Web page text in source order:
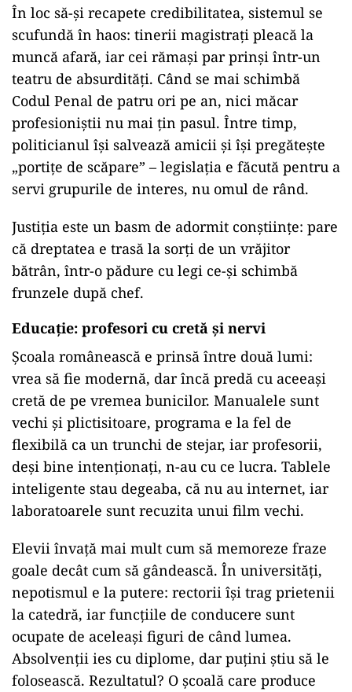
În loc să-și recapete credibilitatea, sistemul se
scufundă în haos: tinerii magistrați pleacă la
muncă afară, iar cei rămași par prinși într-un
teatru de absurdități. Când se mai schimbă
Codul Penal de patru ori pe an, nici măcar
profesioniștii nu mai țin pasul. Între timp,
politicianul își salvează amicii și își pregătește
„portițe de scăpare” – legislația e făcută pentru a
servi grupurile de interes, nu omul de rând.
Justiția este un basm de adormit conștiințe: pare
că dreptatea e trasă la sorți de un vrăjitor
bătrân, într-o pădure cu legi ce-și schimbă
frunzele după chef.
Educație: profesori cu cretă și nervi
Școala românească e prinsă între două lumi:
vrea să fie modernă, dar încă predă cu aceeași
cretă de pe vremea bunicilor. Manualele sunt
vechi și plictisitoare, programa e la fel de
flexibilă ca un trunchi de stejar, iar profesorii,
deși bine intenționați, n-au cu ce lucra. Tablele
inteligente stau degeaba, că nu au internet, iar
laboratoarele sunt recuzita unui film vechi.
Elevii învață mai mult cum să memoreze fraze
goale decât cum să gândească. În universități,
nepotismul e la putere: rectorii își trag prietenii
la catedră, iar funcțiile de conducere sunt
ocupate de aceleași figuri de când lumea.
Absolvenții ies cu diplome, dar puțini știu să le
folosească. Rezultatul? O școală care produce